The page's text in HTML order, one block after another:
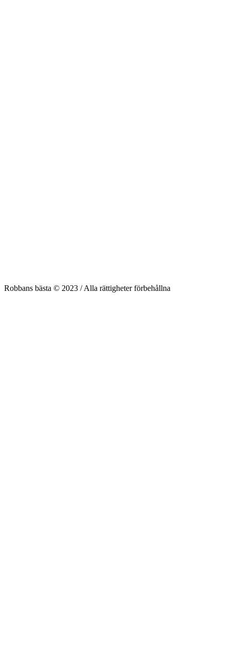
Robbans bästa © 2023 / Alla rättigheter förbehållna